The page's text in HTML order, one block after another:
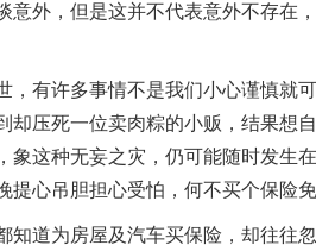
意外，但是这并不代表意外不存在
有许多事情不是我们小心谨慎就可
却压死一位卖肉粽的小贩，结果想
象这种无妄之灾，仍可能随时发生
提心吊胆担心受怕，何不买个保险
道为房屋及汽车买保险，却往往忽